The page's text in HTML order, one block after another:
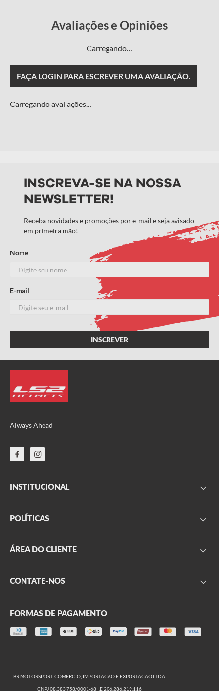
Carregando…
FAÇA LOGIN PARA ESCREVER UMA AVALIAÇÃO.
Carregando avaliações…
INSCREVA-SE NA NOSSA
NEWSLETTER!
Receba novidades e promoções por e-mail e seja avisado
em primeira mão!
Nome
E-mail
Always Ahead
INSTITUCIONAL
Sobre nós
Onde encontrar
POLÍTICAS
Garantia
Privacidade
Trocas e Devoluções
ÁREA DO CLIENTE
Meus pedidos
CONTATE-NOS
(11) 2666-2999
(11) 2666-2974
FORMAS DE PAGAMENTO
BR MOTORSPORT COMERCIO, IMPORTACAO E EXPORTACAO LTDA.
CNPJ 08.383.758/0001-68 I.E 206.286.219.116